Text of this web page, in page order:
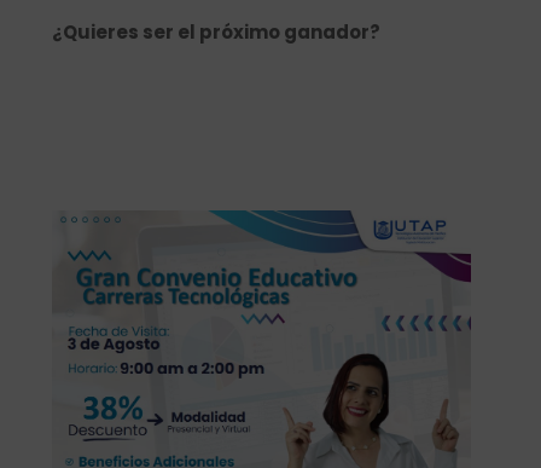
¿Quieres ser el próximo ganador?